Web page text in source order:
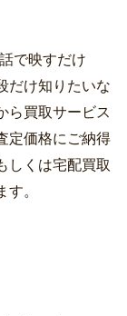
で映すだけ
だけ知りたいな
ら買取サービス
定価格にご納得
しくは宅配買取
。